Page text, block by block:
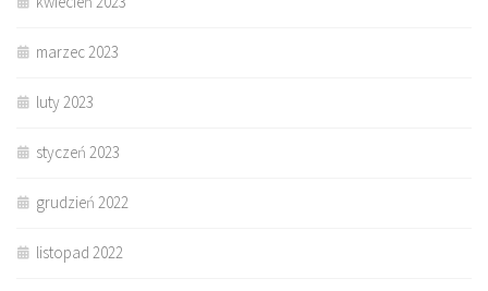
marzec 2023
luty 2023
styczeń 2023
grudzień 2022
listopad 2022